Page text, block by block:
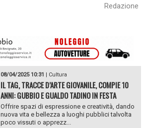
Redazione
08/04/2025 10:31 Cultura
IL TAG, TRACCE D’ARTE GIOVANILE, COMPIE 10
ANNI: GUBBIO E GUALDO TADINO IN FESTA
Offrire spazi di espressione e creatività, dando
nuova vita e bellezza a luoghi pubblici talvolta
poco vissuti o apprezz...